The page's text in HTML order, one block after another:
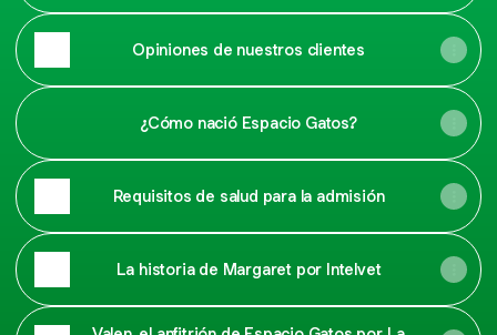
Opiniones de nuestros clientes
¿Cómo nació Espacio Gatos?
Requisitos de salud para la admisión
La historia de Margaret por Intelvet